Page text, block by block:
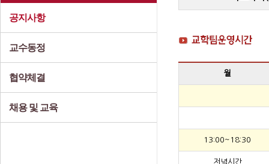
공지사항
교수동정
협약체결
채용 및 교육
월
13:00~18:30
저녁시간